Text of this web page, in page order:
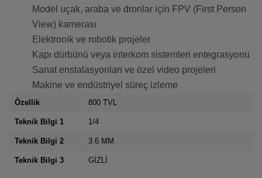
Model uçak, araba ve dronlar için FPV (First Person
View) kamerası
Elektronik ve robotik projeler
Kapı dürbünü veya interkom sistemleri entegrasyonu
Sanat enstalasyonları ve özel video projeleri
Makine ve endüstriyel süreç izleme
Özellik 800 TVL
Teknik Bilgi 1 1/4
Teknik Bilgi 2 3.6 MM
Teknik Bilgi 3 GİZLİ